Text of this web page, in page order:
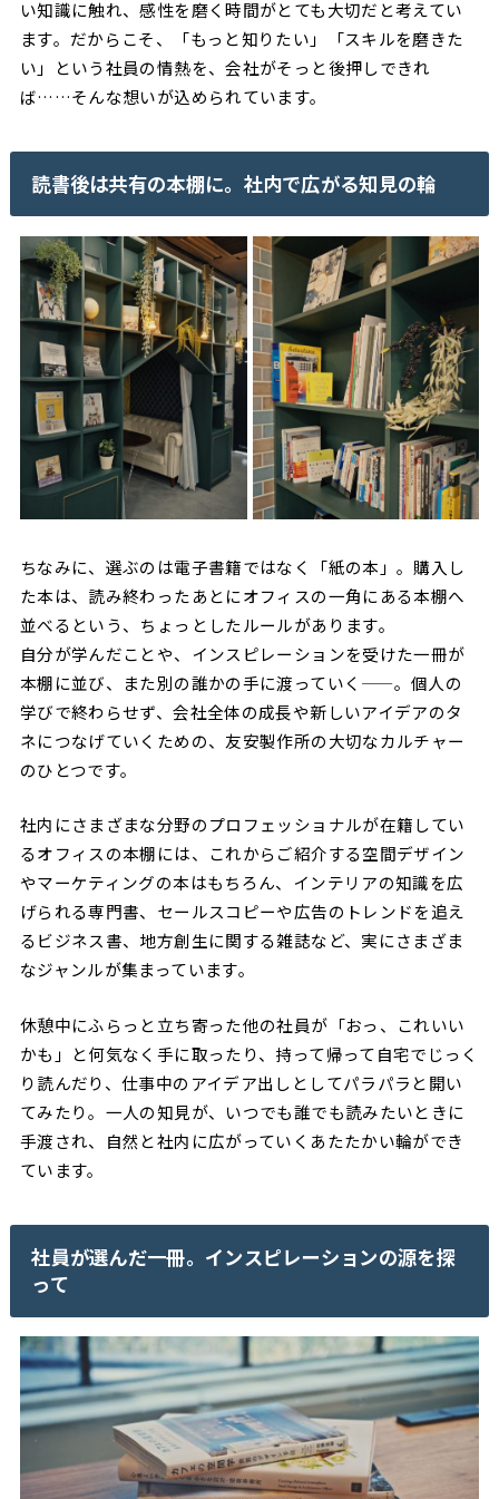
い知識に触れ、感性を磨く時間がとても大切だと考えてい
ます。だからこそ、「もっと知りたい」「スキルを磨きた
い」という社員の情熱を、会社がそっと後押しできれ
ば……そんな想いが込められています。
読書後は共有の本棚に。社内で広がる知見の輪
ちなみに、選ぶのは電子書籍ではなく「紙の本」。購入し
た本は、読み終わったあとにオフィスの一角にある本棚へ
並べるという、ちょっとしたルールがあります。
自分が学んだことや、インスピレーションを受けた一冊が
本棚に並び、また別の誰かの手に渡っていく——。個人の
学びで終わらせず、会社全体の成長や新しいアイデアのタ
ネにつなげていくための、友安製作所の大切なカルチャー
のひとつです。
社内にさまざまな分野のプロフェッショナルが在籍してい
るオフィスの本棚には、これからご紹介する空間デザイン
やマーケティングの本はもちろん、インテリアの知識を広
げられる専門書、セールスコピーや広告のトレンドを追え
るビジネス書、地方創生に関する雑誌など、実にさまざま
なジャンルが集まっています。
休憩中にふらっと立ち寄った他の社員が「おっ、これいい
かも」と何気なく手に取ったり、持って帰って自宅でじっく
り読んだり、仕事中のアイデア出しとしてパラパラと開い
てみたり。一人の知見が、いつでも誰でも読みたいときに
手渡され、自然と社内に広がっていくあたたかい輪ができ
ています。
社員が選んだ一冊。インスピレーションの源を探
って